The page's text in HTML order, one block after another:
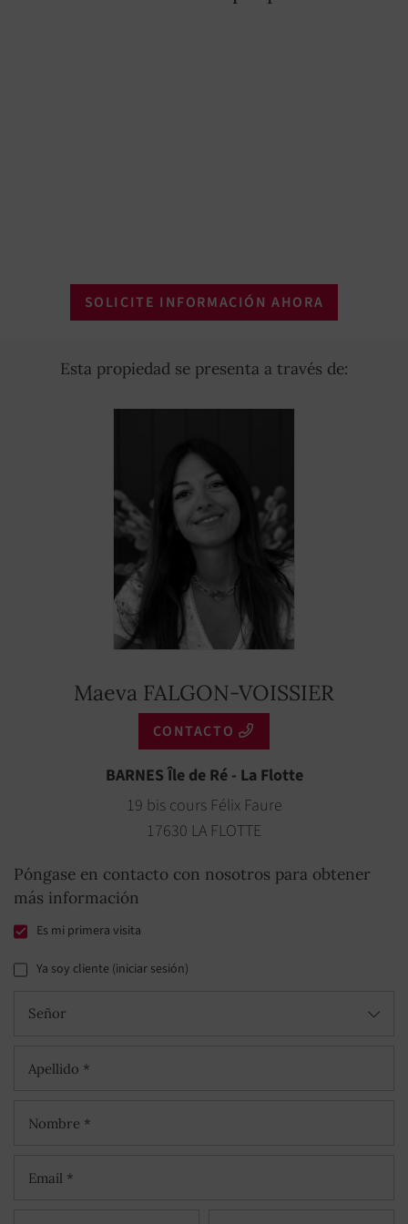
SOLICITE INFORMACIÓN AHORA
Esta propiedad se presenta a través de:
Maeva FALGON-VOISSIER
CONTACTO
BARNES Île de Ré - La Flotte
19 bis cours Félix Faure
17630 LA FLOTTE
Póngase en contacto con nosotros para obtener
más información
Es mi primera visita
Ya soy cliente (iniciar sesión)
Señor